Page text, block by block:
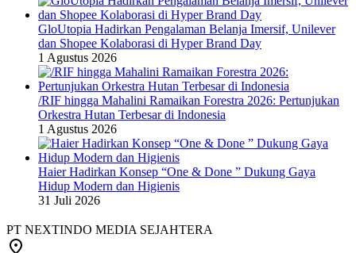
GloUtopia Hadirkan Pengalaman Belanja Imersif, Unilever
dan Shopee Kolaborasi di Hyper Brand Day
1 Agustus 2026
/RIF hingga Mahalini Ramaikan Forestra 2026: Pertunjukan
Orkestra Hutan Terbesar di Indonesia
1 Agustus 2026
Haier Hadirkan Konsep “One & Done ” Dukung Gaya
Hidup Modern dan Higienis
31 Juli 2026
PT NEXTINDO MEDIA SEJAHTERA